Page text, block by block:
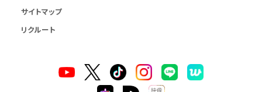
サイトマップ
リクルート